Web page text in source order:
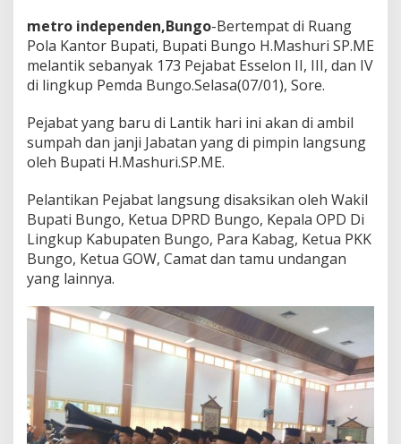
I
I
I
,
d
n
I
V
.
metro independen,Bungo-Bertempat di Ruang
Pola Kantor Bupati, Bupati Bungo H.Mashuri SP.ME
melantik sebanyak 173 Pejabat Esselon II, III, dan IV
di lingkup Pemda Bungo.Selasa(07/01), Sore.
Pejabat yang baru di Lantik hari ini akan di ambil
sumpah dan janji Jabatan yang di pimpin langsung
oleh Bupati H.Mashuri.SP.ME.
Pelantikan Pejabat langsung disaksikan oleh Wakil
Bupati Bungo, Ketua DPRD Bungo, Kepala OPD Di
Lingkup Kabupaten Bungo, Para Kabag, Ketua PKK
Bungo, Ketua GOW, Camat dan tamu undangan
yang lainnya.